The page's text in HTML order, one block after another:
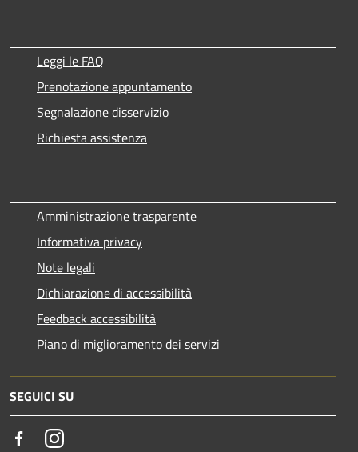
Leggi le FAQ
Prenotazione appuntamento
Segnalazione disservizio
Richiesta assistenza
Amministrazione trasparente
Informativa privacy
Note legali
Dichiarazione di accessibilità
Feedback accessibilità
Piano di miglioramento dei servizi
SEGUICI SU
FacebookInstagram